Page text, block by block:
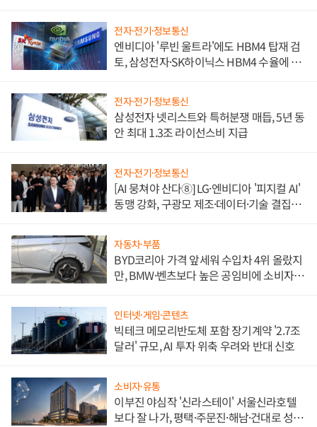
전자·전기·정보통신
엔비디아 '루빈 울트라'에도 HBM4 탑재 검
토, 삼성전자·SK하이닉스 HBM4 수율에 주
전자·전기·정보통신
삼성전자 넷리스트와 특허분쟁 매듭, 5년 동
안 최대 1.3조 라이선스비 지급
전자·전기·정보통신
[AI 뭉쳐야 산다⑧] LG·엔비디아 '피지컬 AI'
동맹 강화, 구광모 제조·데이터·기술 결집
자동차·부품
BYD코리아 가격 앞세워 수입차 4위 올랐지
만, BMW·벤츠보다 높은 공임비에 소비자
인터넷·게임·콘텐츠
빅테크 메모리반도체 포함 장기계약 '2.7조
달러' 규모, AI 투자 위축 우려와 반대 신호
소비자·유통
이부진 야심작 '신라스테이' 서울신라호텔
보다 잘 나가, 평택·주문진·해남·건대로 성